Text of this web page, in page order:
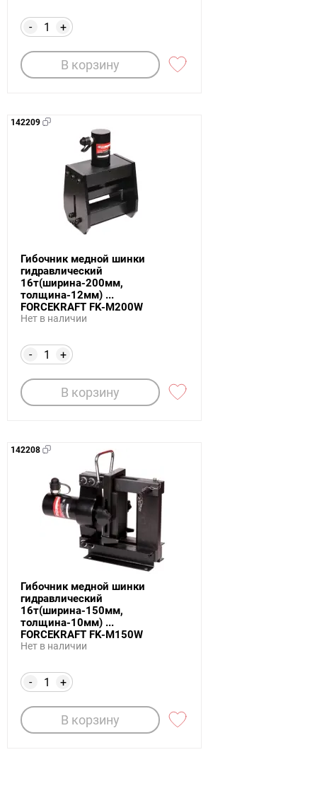
+
-
В корзину
142209
Гибочник медной шинки
гидравлический
16т(ширина-200мм,
толщина-12мм) ...
FORCEKRAFT FK-M200W
Нет в наличии
+
-
В корзину
142208
Гибочник медной шинки
гидравлический
16т(ширина-150мм,
толщина-10мм) ...
FORCEKRAFT FK-M150W
Нет в наличии
+
-
В корзину